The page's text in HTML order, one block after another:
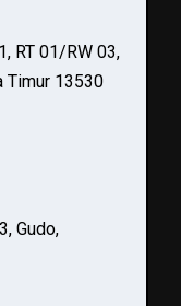
RT 01/RW 03,
Timur 13530
Gudo,